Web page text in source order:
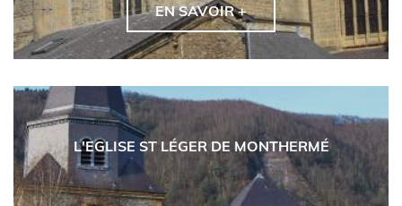
EN SAVOIR +
L'EGLISE ST LÉGER DE MONTHERMÉ